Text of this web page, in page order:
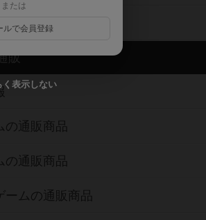
または
ルで会員登録
く表示しない
案内
販
の通販商品
の通販商品
ームの通販商品